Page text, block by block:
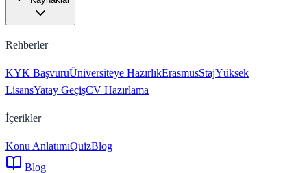
Rehberler
KYK BaşvuruÜniversiteye HazırlıkErasmusStajYüksek
LisansYatay GeçişCV Hazırlama
İçerikler
Konu AnlatımıQuizBlog
Blog